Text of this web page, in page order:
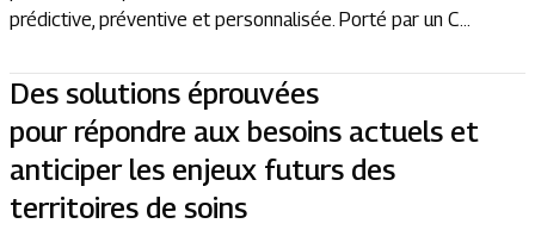
prédictive, préventive et personnalisée. Porté par un C...
Des solutions éprouvées
pour répondre aux besoins actuels et
anticiper les enjeux futurs des
territoires de soins